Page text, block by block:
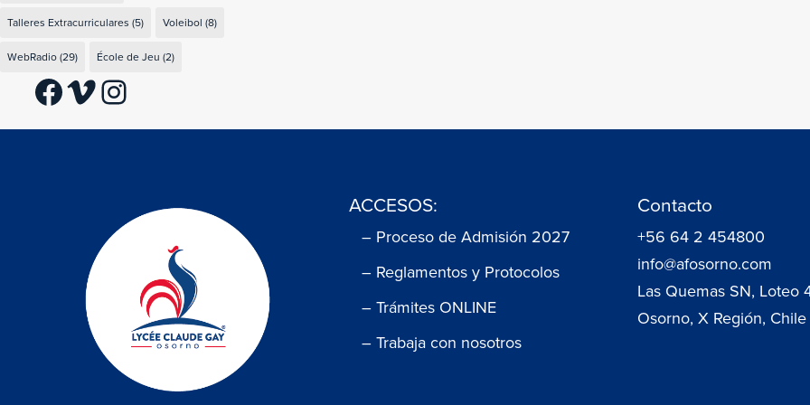
Talleres Extracurriculares (5) Voleibol (8)
WebRadio(29) École de Jeu (2)
Facebook
VimeoInstagram
ACCESOS:
– Proceso de Admisión 2027
– Reglamentos y Protocolos
– Trámites ONLINE
– Trabaja con nosotros
Contacto
+56 64 2 454800
info@afosorno.com
Las Quemas SN, Loteo
Osorno, X Región, Chile